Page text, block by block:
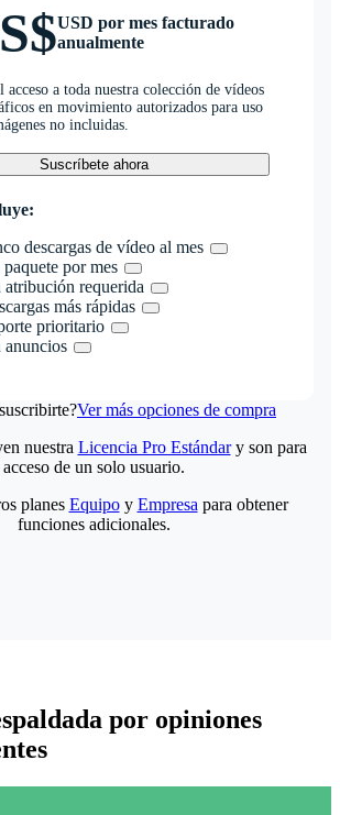
USD por mes facturado
anualmente
acceso a toda nuestra colección de vídeos
en movimiento autorizados para uso
no incluidas.
Suscríbete ahora
descargas de vídeo al mes
por mes
atribución requerida
más rápidas
prioritario
anuncios
Ver más opciones de compra
nuestra Licencia Pro Estándary son para
acceso de un solo usuario.
planes Equipoy Empresa para obtener
funciones adicionales.
por opiniones